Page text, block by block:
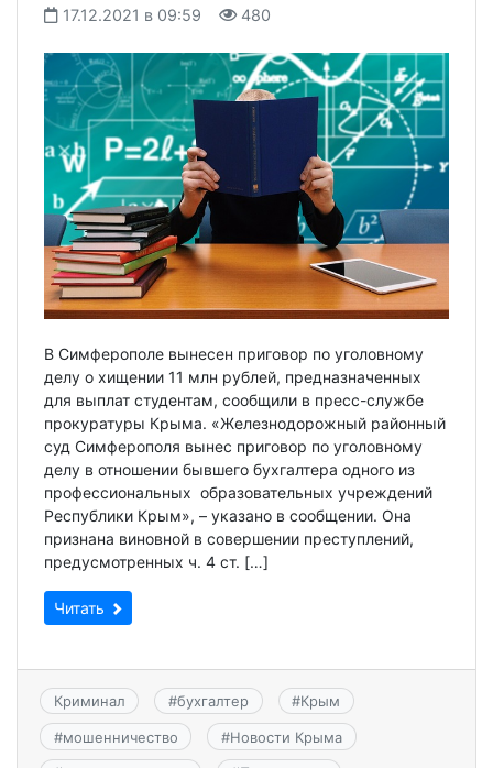
17.12.2021 в 09:59 480
В Симферополе вынесен приговор по уголовному
делу о хищении 11 млн рублей, предназначенных
для выплат студентам, сообщили в пресс-службе
прокуратуры Крыма. «Железнодорожный районный
суд Симферополя вынес приговор по уголовному
делу в отношении бывшего бухгалтера одного из
профессиональных образовательных учреждений
Республики Крым», – указано в сообщении. Она
признана виновной в совершении преступлений,
предусмотренных ч. 4 ст. […]
Читать
Криминал #бухгалтер #Крым
#мошенничество #Новости Крыма